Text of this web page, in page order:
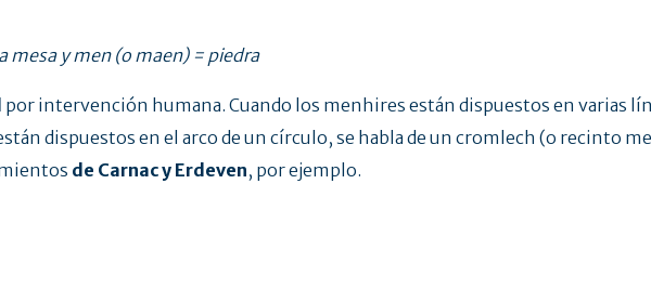
mesa y men (o maen) = piedra
por intervención humana. Cuando los menhires están dispuestos en varias
dispuestos en el arco de un círculo, se habla de un cromlech (o recinto
de Carnac y Erdeven, por ejemplo.